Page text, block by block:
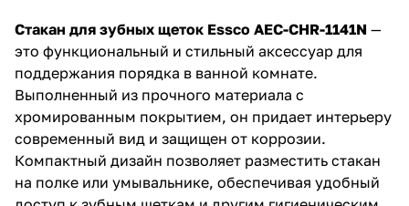
Стакан для зубных щеток Essco AEC-CHR-1141N —
это функциональный и стильный аксессуар для
поддержания порядка в ванной комнате.
Выполненный из прочного материала с
хромированным покрытием, он придает интерьеру
современный вид и защищен от коррозии.
Компактный дизайн позволяет разместить стакан
на полке или умывальнике, обеспечивая удобный